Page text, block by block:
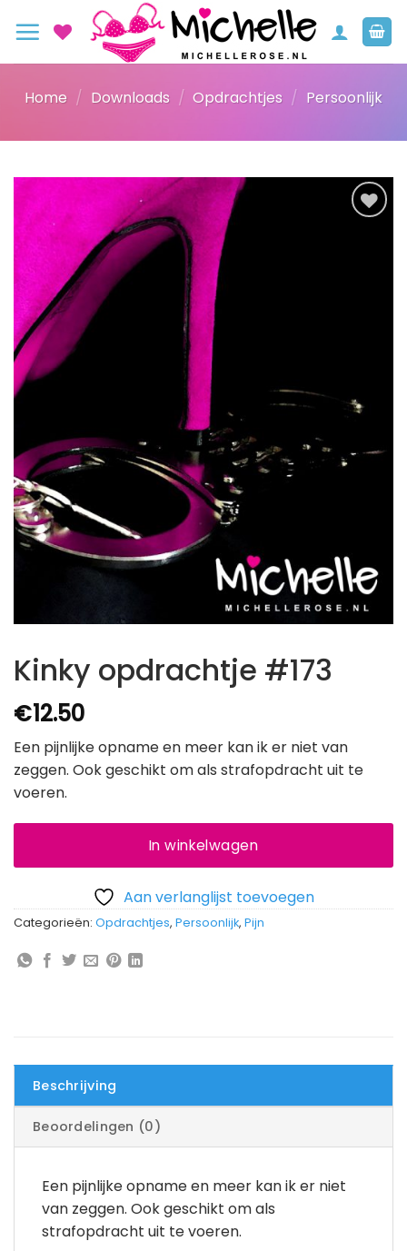
naar
Home / Downloads / Opdrachtjes / Persoonlijk
Kinky opdrachtje #173
€12.50
Een pijnlijke opname en meer kan ik er niet van
zeggen. Ook geschikt om als strafopdracht uit te
voeren.
In winkelwagen
Aan verlanglijst toevoegen
Categorieën: Opdrachtjes, Persoonlijk, Pijn
Beschrijving
Beoordelingen (0)
Een pijnlijke opname en meer kan ik er niet
van zeggen. Ook geschikt om als
strafopdracht uit te voeren.